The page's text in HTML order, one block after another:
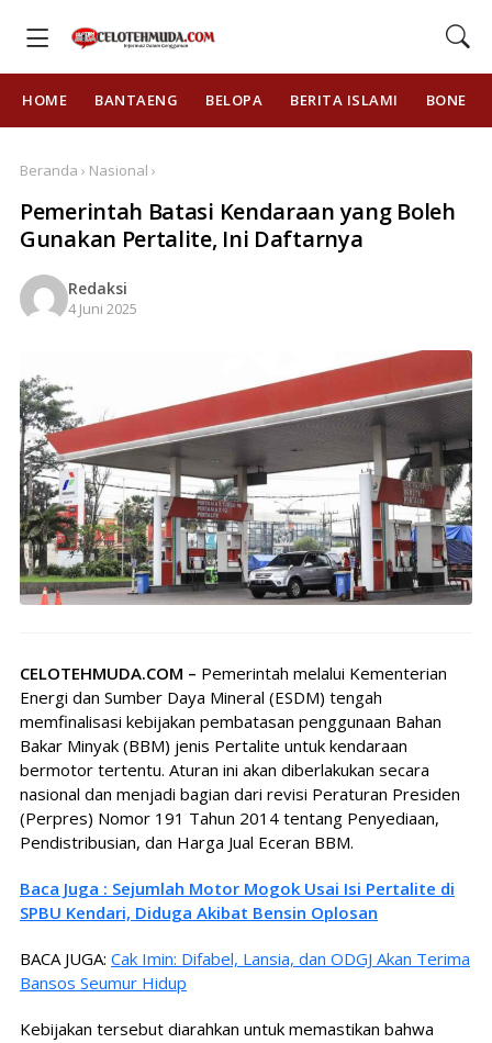
HOME BANTAENG BELOPA BERITA ISLAMI BONE
Beranda › Nasional ›
Pemerintah Batasi Kendaraan yang Boleh
Gunakan Pertalite, Ini Daftarnya
Redaksi
4 Juni 2025
CELOTEHMUDA.COM – Pemerintah melalui Kementerian
Energi dan Sumber Daya Mineral (ESDM) tengah
memfinalisasi kebijakan pembatasan penggunaan Bahan
Bakar Minyak (BBM) jenis Pertalite untuk kendaraan
bermotor tertentu. Aturan ini akan diberlakukan secara
nasional dan menjadi bagian dari revisi Peraturan Presiden
(Perpres) Nomor 191 Tahun 2014 tentang Penyediaan,
Pendistribusian, dan Harga Jual Eceran BBM.
Baca Juga : Sejumlah Motor Mogok Usai Isi Pertalite di
SPBU Kendari, Diduga Akibat Bensin Oplosan
BACA JUGA: Cak Imin: Difabel, Lansia, dan ODGJ Akan Terima
Bansos Seumur Hidup
Kebijakan tersebut diarahkan untuk memastikan bahwa